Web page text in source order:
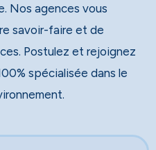
Nos agences vous
savoir-faire et de
Postulez et rejoignez
spécialisée dans le